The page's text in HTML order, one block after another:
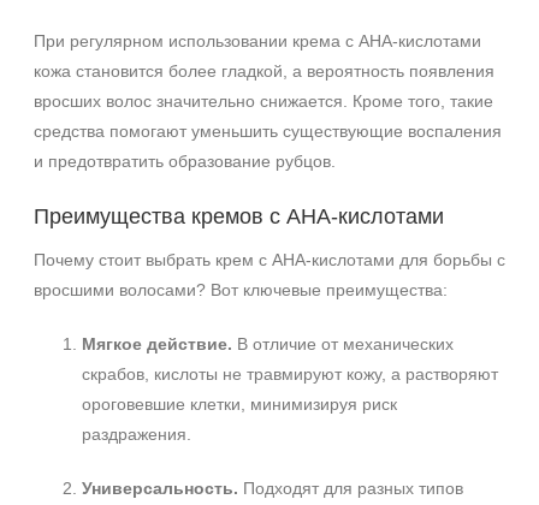
При регулярном использовании крема с AHA‑кислотами
кожа становится более гладкой, а вероятность появления
вросших волос значительно снижается. Кроме того, такие
средства помогают уменьшить существующие воспаления
и предотвратить образование рубцов.
Преимущества кремов с AHA‑кислотами
Почему стоит выбрать крем с AHA‑кислотами для борьбы с
вросшими волосами? Вот ключевые преимущества:
Мягкое действие. В отличие от механических
скрабов, кислоты не травмируют кожу, а растворяют
ороговевшие клетки, минимизируя риск
раздражения.
Универсальность. Подходят для разных типов